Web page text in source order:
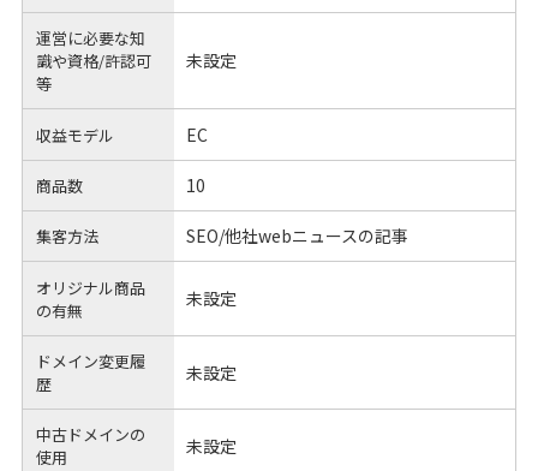
運営に必要な知
識や資格/許認可
等
未設定
収益モデル EC
商品数 10
集客方法 SEO/他社webニュースの記事
オリジナル商品
の有無
未設定
ドメイン変更履
歴
未設定
中古ドメインの
使用
未設定